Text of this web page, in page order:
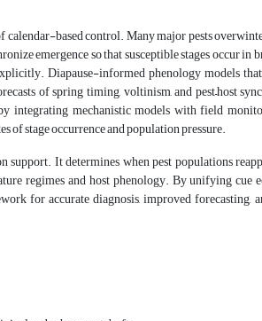
based control. Many major pests
emergence so that susceptible stages occur
Diapause-informed phenology models
of spring timing, voltinism, and pest–host
integrating mechanistic models with field
of stage occurrence and population pressure.
It determines when pest populations
regimes and host phenology. By unifying cue
for accurate diagnosis, improved forecasting,